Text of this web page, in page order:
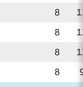
8
8
8
8